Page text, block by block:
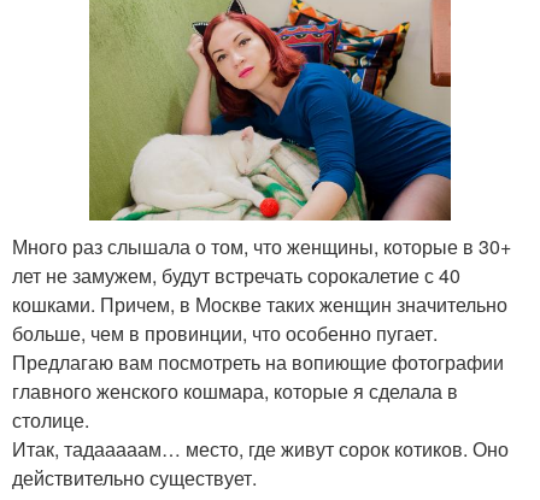
Много раз слышала о том, что женщины, которые в 30+
лет не замужем, будут встречать сорокалетие с 40
кошками. Причем, в Москве таких женщин значительно
больше, чем в провинции, что особенно пугает.
Предлагаю вам посмотреть на вопиющие фотографии
главного женского кошмара, которые я сделала в
столице.
Итак, тадааааам… место, где живут сорок котиков. Оно
действительно существует.